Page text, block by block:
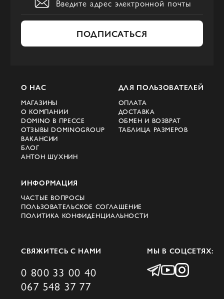
ПОДПИСАТЬСЯ
О НАС
МАГАЗИНЫ
О КОМПАНИИ
DOMINO В ПРЕССЕ
ОТЗЫВЫ DOMINOGROUP
ВАКАНСИИ
БЛОГ
АНТОН ШУХНИН
ДЛЯ ПОЛЬЗОВАТЕЛЕЙ
ОПЛАТА
ДОСТАВКА
ОБМЕН И ВОЗВРАТ
ТАБЛИЦА РАЗМЕРОВ
ИНФОРМАЦИЯ
ЧАСТЫЕ ВОПРОСЫ
ПОЛЬЗОВАТЕЛЬСКОЕ СОГЛАШЕНИЕ
ПОЛИТИКА КОНФИДЕНЦИАЛЬНОСТИ
СВЯЖИТЕСЬ С НАМИ
0 800 33 00 40
067 548 37 77
МЫ В СОЦСЕТЯХ: